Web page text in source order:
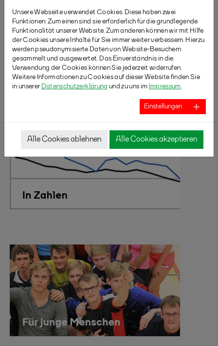
Unsere Webseite verwendet Cookies. Diese haben zwei
Funktionen: Zum einen sind sie erforderlich für die grundlegende
Funktionalität unserer Website. Zum anderen können wir mit Hilfe
der Cookies unsere Inhalte für Sie immer weiter verbessern. Hierzu
werden pseudonymisierte Daten von Website-Besuchern
gesammelt und ausgewertet. Das Einverständnis in die
Verwendung der Cookies können Sie jederzeit widerrufen.
Weitere Informationen zu Cookies auf dieser Website finden Sie
in unserer Datenschutzerklärung und zu uns im Impressum.
Einstellungen
Alle Cookies ablehnen Alle Cookies akzeptieren